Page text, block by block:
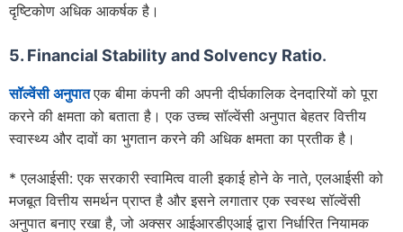
दृष्टिकोण अधिक आकर्षक है।
5. Financial Stability and Solvency Ratio.
सॉल्वेंसी अनुपातएक बीमा कंपनी की अपनी दीर्घकालिक देनदारियों को पूरा
करने की क्षमता को बताता है। एक उच्च सॉल्वेंसी अनुपात बेहतर वित्तीय
स्वास्थ्य और दावों का भुगतान करने की अधिक क्षमता का प्रतीक है।
* एलआईसी: एक सरकारी स्वामित्व वाली इकाई होने के नाते, एलआईसी को
मजबूत वित्तीय समर्थन प्राप्त है और इसने लगातार एक स्वस्थ सॉल्वेंसी
अनुपात बनाए रखा है, जो अक्सर आईआरडीएआई द्वारा निर्धारित नियामक